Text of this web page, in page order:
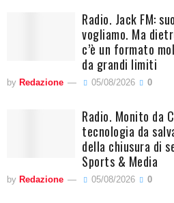
Radio. Jack FM:
vogliamo. Ma
c’è un formato
da grandi limiti
by Redazione 05/08/2026 0
Radio. Monito da
tecnologia da
della chiusura di
Sports & Media
by Redazione 05/08/2026 0